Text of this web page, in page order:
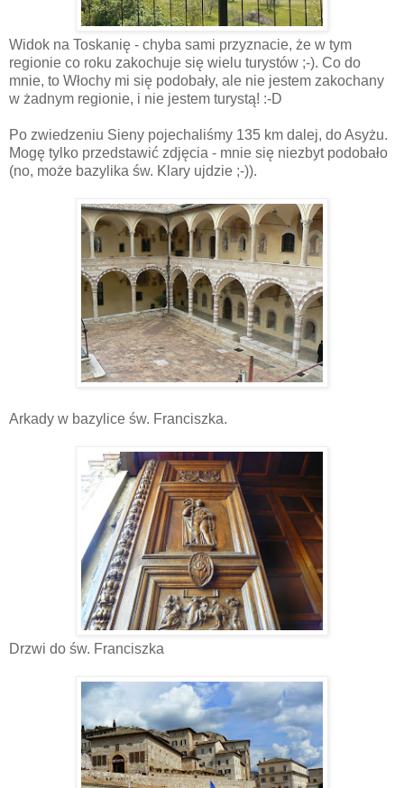
Widok na Toskanię - chyba sami przyznacie, że w tym
regionie co roku zakochuje się wielu turystów ;-). Co do
mnie, to Włochy mi się podobały, ale nie jestem zakochany
w żadnym regionie, i nie jestem turystą! :-D
Po zwiedzeniu Sieny pojechaliśmy 135 km dalej, do Asyżu.
Mogę tylko przedstawić zdjęcia - mnie się niezbyt podobało
(no, może bazylika św. Klary ujdzie ;-)).
Arkady w bazylice św. Franciszka.
Drzwi do św. Franciszka